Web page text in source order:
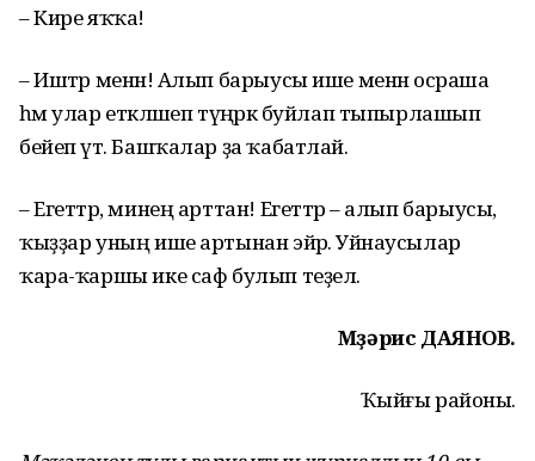
– Кире яҡҡа!
– Иштәр менән! Алып барыусы ише менән осраша
һәм улар етәкләшеп түңәрәк буйлап тыпырлашып
бейеп үтә. Башҡалар ҙа ҡабатлай.
– Егеттәр, минең арттан! Егеттәр – алып барыусы,
ҡыҙҙар уның ише артынан эйәрә. Уйнаусылар
ҡара-ҡаршы ике саф булып теҙелә.
Мөҙәрис ДАЯНОВ.
Ҡыйғы районы.